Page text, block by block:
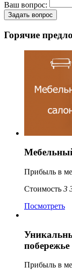
Ваш вопрос:
Горячие
Прибыль в
Стоимость 3
Посмотреть
побережье
Прибыль в